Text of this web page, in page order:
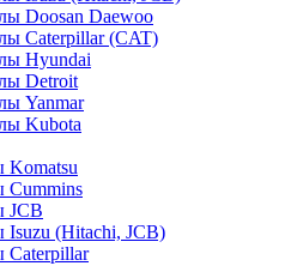
Doosan Daewoo
Caterpillar (CAT)
Hyundai
Detroit
Yanmar
Kubota
Komatsu
Cummins
JCB
Isuzu (Hitachi, JCB)
Caterpillar